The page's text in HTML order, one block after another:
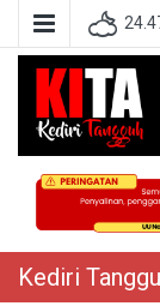
Berita Akurat
Kediri